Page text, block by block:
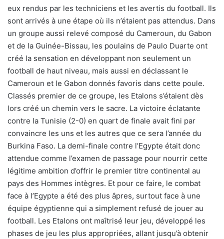
eux rendus par les techniciens et les avertis du football. Ils
sont arrivés à une étape où ils n’étaient pas attendus. Dans
un groupe aussi relevé composé du Cameroun, du Gabon
et de la Guinée-Bissau, les poulains de Paulo Duarte ont
créé la sensation en développant non seulement un
football de haut niveau, mais aussi en déclassant le
Cameroun et le Gabon donnés favoris dans cette poule.
Classés premier de ce groupe, les Etalons s’étaient dès
lors créé un chemin vers le sacre. La victoire éclatante
contre la Tunisie (2-0) en quart de finale avait fini par
convaincre les uns et les autres que ce sera l’année du
Burkina Faso. La demi-finale contre l’Egypte était donc
attendue comme l’examen de passage pour nourrir cette
légitime ambition d’offrir le premier titre continental au
pays des Hommes intègres. Et pour ce faire, le combat
face à l’Egypte a été des plus âpres, surtout face à une
équipe égyptienne qui a simplement refusé de jouer au
football. Les Etalons ont maîtrisé leur jeu, développé les
phases de jeu les plus appropriées, allant jusqu’à obtenir